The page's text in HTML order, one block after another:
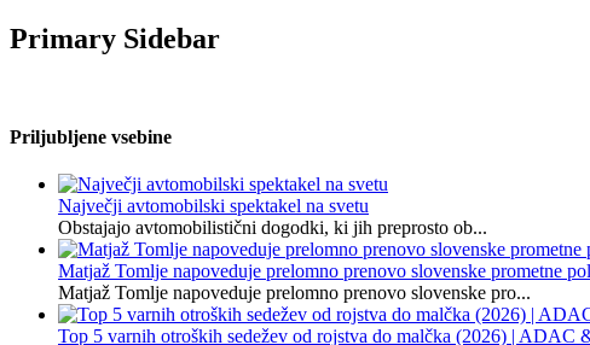
Primary Sidebar
Priljubljene vsebine
Največji avtomobilski spektakel na svetu
Obstajajo avtomobilistični dogodki, ki jih preprosto ob...
Matjaž Tomlje napoveduje prelomno prenovo slovenske prometne
Matjaž Tomlje napoveduje prelomno prenovo slovenske pro...
Top 5 varnih otroških sedežev od rojstva do malčka (2026) | ADAC